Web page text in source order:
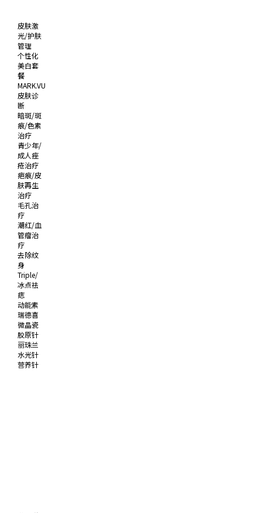
皮肤激
光/护肤
管理
个性化
美白套
餐
MARK.VU
皮肤诊
断
暗斑/斑
痕/色素
治疗
青少年/
成人痤
疮治疗
疤痕/皮
肤再生
治疗
毛孔治
疗
潮红/血
管瘤治
疗
去除纹
身
Triple/
冰点祛
痣
动能素
瑞德喜
微晶瓷
胶原针
丽珠兰
水光针
营养针